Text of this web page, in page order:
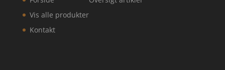
Vis alle produkter
Kontakt